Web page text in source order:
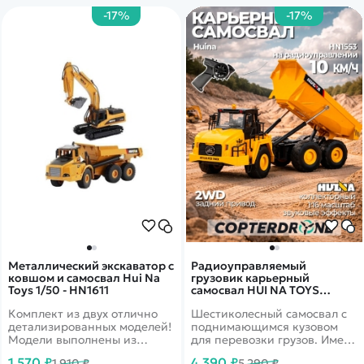
домашней стройке и на
улице, так как основа
-17%
Металлический экскаватор с
ковшом и самосвал Hui Na
Toys 1/50 - HN1611
Комплект из двух отлично
детализированных моделей!
Модели выполнены из
-17%
Радиоуправляемый
грузовик карьерный
самосвал HUI NA TOYS
Шестиколесный самосвал с
поднимающимся кузовом
для перевозки грузов. Имеет